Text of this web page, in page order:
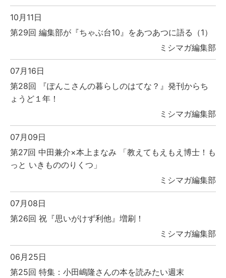
10月11日
第29回 編集部が『ちゃぶ台10』をあつあつに語る（1）
ミシマガ編集部
07月16日
第28回 『ぽんこさんの暮らしのはてな？』発刊からち
ょうど１年！
ミシマガ編集部
07月09日
第27回 中田兼介×本上まなみ 「教えてもえもえ博士！も
っと いきもののりくつ」
ミシマガ編集部
07月08日
第26回 祝『思いがけず利他』増刷！
ミシマガ編集部
06月25日
第25回 特集：小田嶋隆さんの本を読みたい週末